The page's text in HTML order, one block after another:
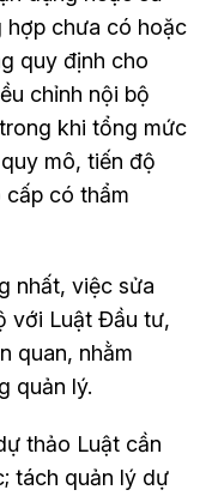
chưa có hoặc
quy định cho
chỉnh nội bộ
khi tổng mức
mô, tiến độ
có thẩm
nhất, việc sửa
với Luật Đầu tư,
quan, nhằm
quản lý.
thảo Luật cần
tách quản lý dự